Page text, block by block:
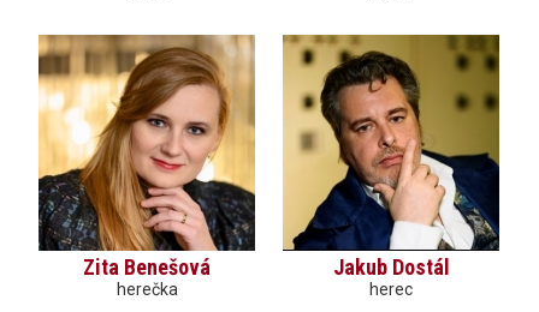
Zita Benešová
herečka
Jakub Dostál
herec